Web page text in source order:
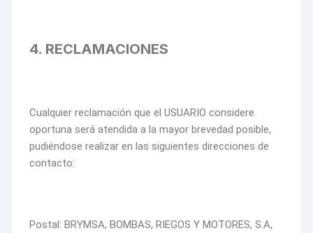
4. RECLAMACIONES
Cualquier reclamación que el USUARIO considere
oportuna será atendida a la mayor brevedad posible,
pudiéndose realizar en las siguientes direcciones de
contacto:
Postal: BRYMSA, BOMBAS, RIEGOS Y MOTORES, S.A,